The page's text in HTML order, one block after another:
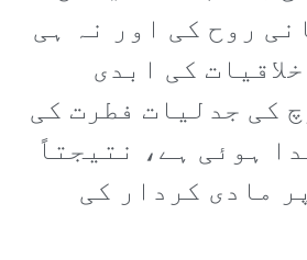
روح کی اور نہ ہی
کی ابدی
کی جدلیات فطرت کی
ہوئی ہے، نتیجتاً
مادی کردار کی